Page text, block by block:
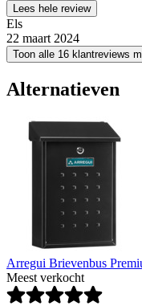
Lees hele review
Els
22 maart 2024
Toon alle 16 klantreviews
Alternatieven
Arregui Brievenbus
Meest verkocht